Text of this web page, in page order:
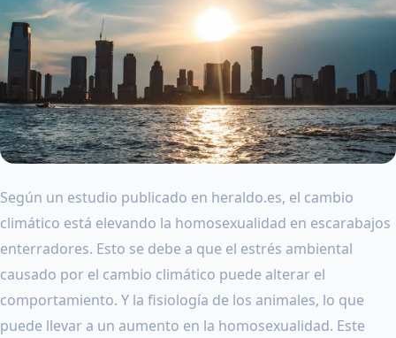
Según un estudio publicado en heraldo.es, el cambio
climático está elevando la homosexualidad en escarabajos
enterradores. Esto se debe a que el estrés ambiental
causado por el cambio climático puede alterar el
comportamiento. Y la fisiología de los animales, lo que
puede llevar a un aumento en la homosexualidad. Este